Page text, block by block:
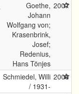
Goethe,
Johann
Wolfgang von;
Krasenbrink,
Josef;
Redenius,
Hans Tönjes
2007
Schmiedel, Willi
/ 1931-
2006